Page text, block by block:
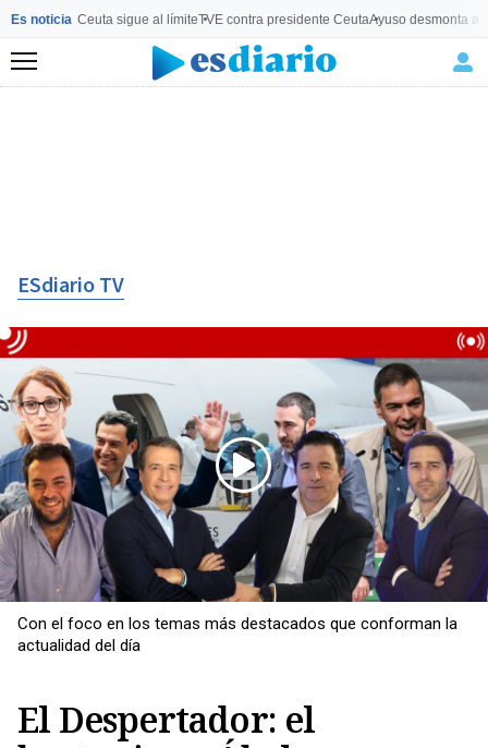
Es noticia Ceuta sigue al límiteTVE contra presidente CeutaAyuso desmonta a
Menú
ESdiario TV
Con el foco en los temas más destacados que conforman la
actualidad del día
El Despertador: el